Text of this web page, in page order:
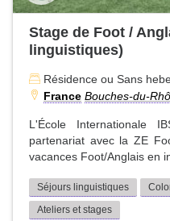
Stage de Foot /
linguistiques)
Résidence ou Sans
France Bouches-du-
L'École Internationale
partenariat avec la ZE
vacances Foot/Anglais en
Séjours linguistiques
Ateliers et stages